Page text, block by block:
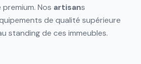
Nos artisans
de qualité supérieure
standing de ces immeubles.